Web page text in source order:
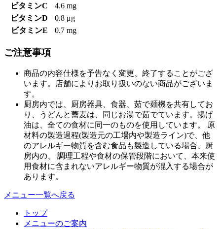
ビタミンC
4.6 mg
ビタミンD
0.8 μg
ビタミンE
0.7 mg
ご注意事項
商品の内容仕様を予告なく変更、終了することがござ
います。店舗によりお取り扱いのない商品がございま
す。
厨房内では、厨房器具、食器、茹で麺機を共有してお
り、うどんと蕎麦は、同じお湯で茹でています。揚げ
油は、全ての食材に同一のものを使用しています。 原
材料の製造過程(製造元の工場内や製造ライン)で、他
のアレルギー物質を含む食品も製造している場合、厨
房内の、 調理工程や食材の保管段階において、本来使
用食材に含まれないアレルギー物質が混入する場合が
あります。
メニュー一覧へ戻る
トップ
メニューのご案内